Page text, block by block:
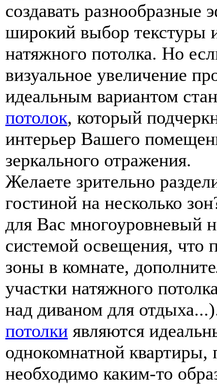
создавать разнообразные
широкий выбор текстуры
натяжного потолка. Но
визуальное увеличение
идеальным вариантом
потолок, который
интерьер Вашего
зеркального отражения.
Желаете зрительно
гостиной на несколько
для Вас многоуровневый
системой освещения, что
зоны в комнате,
участки натяжного
над диваном для
потолки являются
однокомнатной
необходимо каким-то